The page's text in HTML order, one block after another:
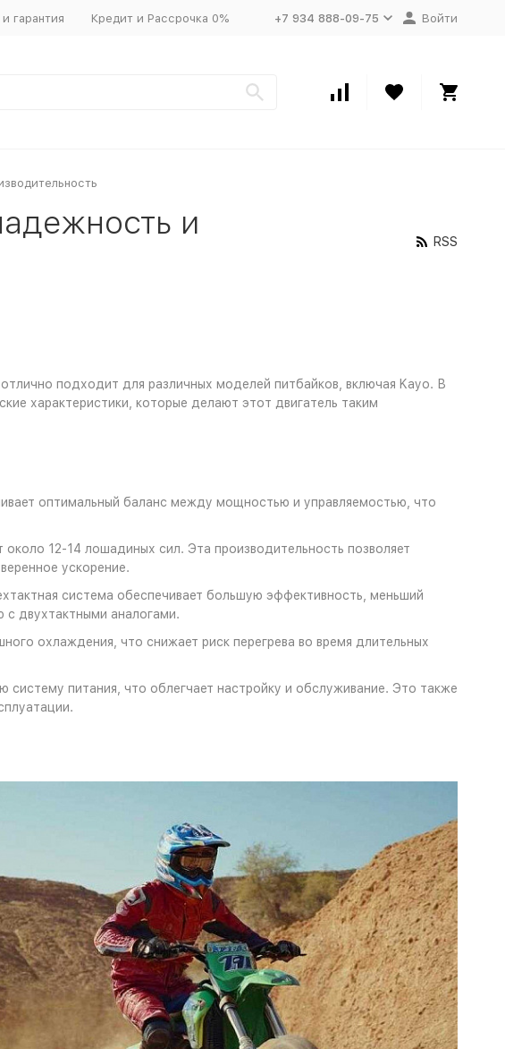
гарантия Кредит и Рассрочка 0% +7 934 888-09-75 Войти
и
RSS
подходит для различных моделей питбайков, включая Kayo. В
характеристики, которые делают этот двигатель таким
оптимальный баланс между мощностью и управляемостью, что
12-14 лошадиных сил. Эта производительность позволяет
ускорение.
система обеспечивает большую эффективность, меньший
с двухтактными аналогами.
охлаждения, что снижает риск перегрева во время длительных
систему питания, что облегчает настройку и обслуживание. Это также